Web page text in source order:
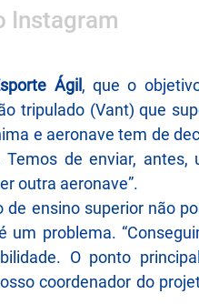
Instagram
Ágil, que o
tripulado (Vant) que
e aeronave tem de
de enviar, antes,
outra aeronave”.
ensino superior não
um problema.
O ponto
coordenador do